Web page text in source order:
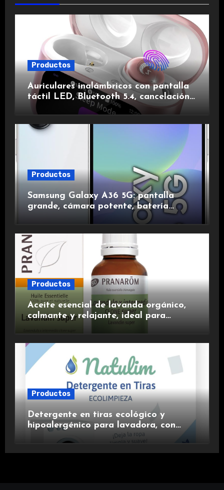
Productos
Auriculares inalámbricos con pantalla
táctil LED, Bluetooth 5.4, cancelación
de ruido, impermeables y de larga
duración.
Productos
Samsung Galaxy A36 5G: pantalla
grande, cámara potente, batería
duradera y carga rápida para una
experiencia premium.
Productos
Aceite esencial de lavanda orgánico,
calmante y relajante, ideal para
Productos
Detergente en tiras ecológico y
hipoalergénico para lavadora, con
suavizante incluido y fragancia de
lavanda.